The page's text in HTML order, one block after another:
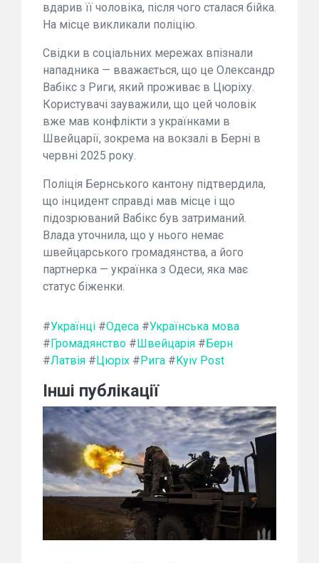
вдарив її чоловіка, після чого сталася бійка.
На місце викликали поліцію.
Свідки в соціальних мережах впізнали
нападника — вважається, що це Олександр
Вабікс з Риги, який проживає в Цюріху.
Користувачі зауважили, що цей чоловік
вже мав конфлікти з українками в
Швейцарії, зокрема на вокзалі в Берні в
червні 2025 року.
Поліція Бернського кантону підтвердила,
що інцидент справді мав місце і що
підозрюваний Вабікс був затриманий.
Влада уточнила, що у нього немає
швейцарського громадянства, а його
партнерка — українка з Одеси, яка має
статус біженки.
#Українці #Одеса #Українська мова
# Громадянство # Швейцарія # Берн
#Латвія # Цюріх # Рига # Kyiv Post
Інші публікації